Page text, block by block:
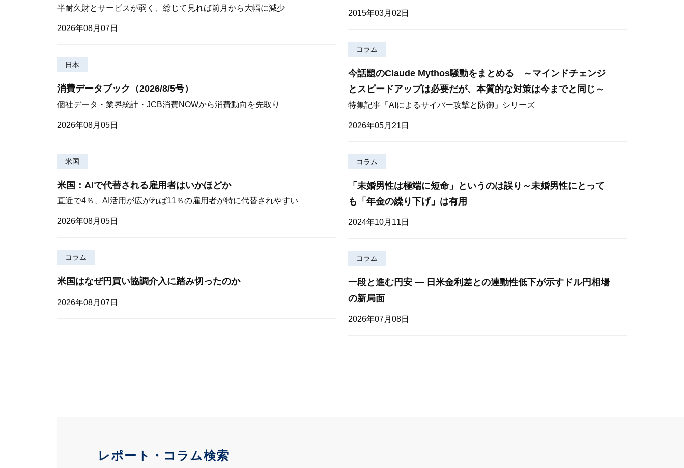
半耐久財とサービスが弱く、総じて見れば前月から大幅に減少
2026年08月07日
日本
消費データブック（2026/8/5号）
個社データ・業界統計・JCB消費NOWから消費動向を先取り
2026年08月05日
米国
米国：AIで代替される雇用者はいかほどか
直近で4％、AI活用が広がれば11％の雇用者が特に代替されやすい
2026年08月05日
コラム
米国はなぜ円買い協調介入に踏み切ったのか
2026年08月07日
2015年03月02日
コラム
今話題のClaude Mythos騒動をまとめる ～マインドチェンジ
とスピードアップは必要だが、本質的な対策は今までと同じ～
特集記事「AIによるサイバー攻撃と防御」シリーズ
2026年05月21日
コラム
「未婚男性は極端に短命」というのは誤り～未婚男性にとって
も「年金の繰り下げ」は有用
2024年10月11日
コラム
一段と進む円安 — 日米金利差との連動性低下が示すドル円相場
の新局面
2026年07月08日
レポート・コラム検索